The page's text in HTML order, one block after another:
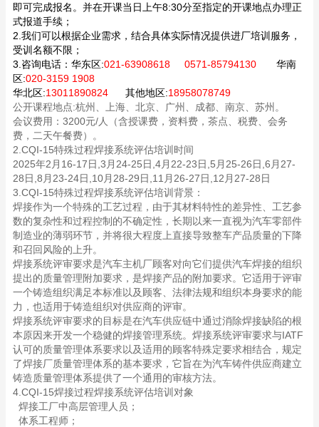
即可完成报名。并在开课当日上午8:30分至指定的开课地点办理正
式报道手续；
2.我们可以根据企业需求，结合具体实际情况提供进厂培训服务，
受训名额不限；
3.咨询电话： 华东区:021-63908618 0571-85794130
华南
区:020-3159 1908
华北区:13011890824 其他地区:18958078749
公开课程地点:杭州、上海、北京、广州、成都、南京、苏州。
会议费用：3200元/人（含授课费，资料费，茶点、税费、会务
费，二天午餐费）。
2.CQI-15特殊过程焊接系统评估培训时间
2025年2月16-17日,3月24-25日,4月22-23日,5月25-26日,6月27-
28日,8月23-24日,10月28-29日,11月26-27日,12月27-28日
3.CQI-15特殊过程焊接系统评估培训背景：
焊接作为一个特殊的工艺过程，由于其材料特性的差异性、工艺参
数的复杂性和过程控制的不确定性，长期以来一直视为汽车零部件
制造业的薄弱环节，并将很大程度上直接导致整车产品质量的下降
和召回风险的上升。
焊接系统评审要求是汽车主机厂顾客对向它们提供汽车焊接的组织
提出的质量管理附加要求，是焊接产品的附加要求。它适用于评审
一个铸造组织满足本标准以及顾客、法律法规和组织本身要求的能
力，也适用于铸造组织对供应商的评审。
焊接系统评审要求的目标是在汽车供应链中通过消除焊接缺陷的根
本原因来开发一个稳健的焊接管理系统。焊接系统评审要求与IATF
认可的质量管理体系要求以及适用的顾客特殊定要求相结合，规定
了焊接厂质量管理体系的基本要求，它旨在为汽车铸件供应商建立
铸造质量管理体系提供了一个通用的审核方法。
4.CQI-15焊接过程焊接系统评估培训对象
焊接工厂中高层管理人员；
体系工程师；